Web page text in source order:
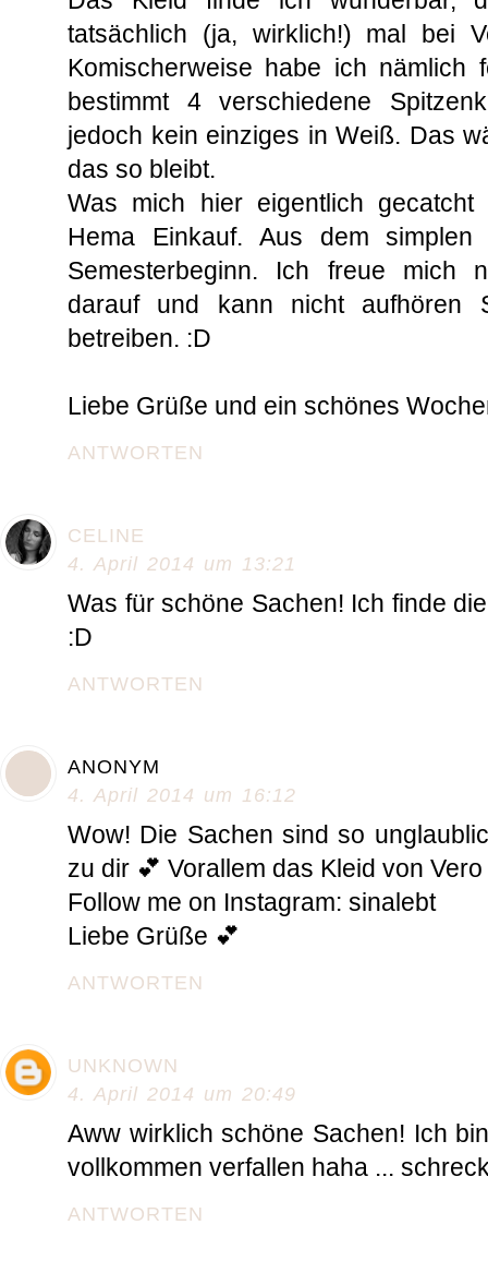
tatsächlich (ja, wirklich!) mal bei
Komischerweise habe ich nämlich
bestimmt 4 verschiedene
jedoch kein einziges in Weiß. Das
das so bleibt.
Was mich hier eigentlich
Hema Einkauf. Aus dem simplen
Semesterbeginn. Ich freue mich
darauf und kann nicht aufhören
betreiben. :D
Liebe Grüße und ein schönes
ANTWORTEN
CELINE
4. April 2014 um 13:21
Was für schöne Sachen! Ich finde
:D
ANTWORTEN
ANONYM
4. April 2014 um 16:12
Wow! Die Sachen sind so
zu dir 💕 Vorallem das Kleid von
Follow me on Instagram: sinalebt
Liebe Grüße 💕
ANTWORTEN
UNKNOWN
4. April 2014 um 20:49
Aww wirklich schöne Sachen! Ich
vollkommen verfallen haha ...
ANTWORTEN